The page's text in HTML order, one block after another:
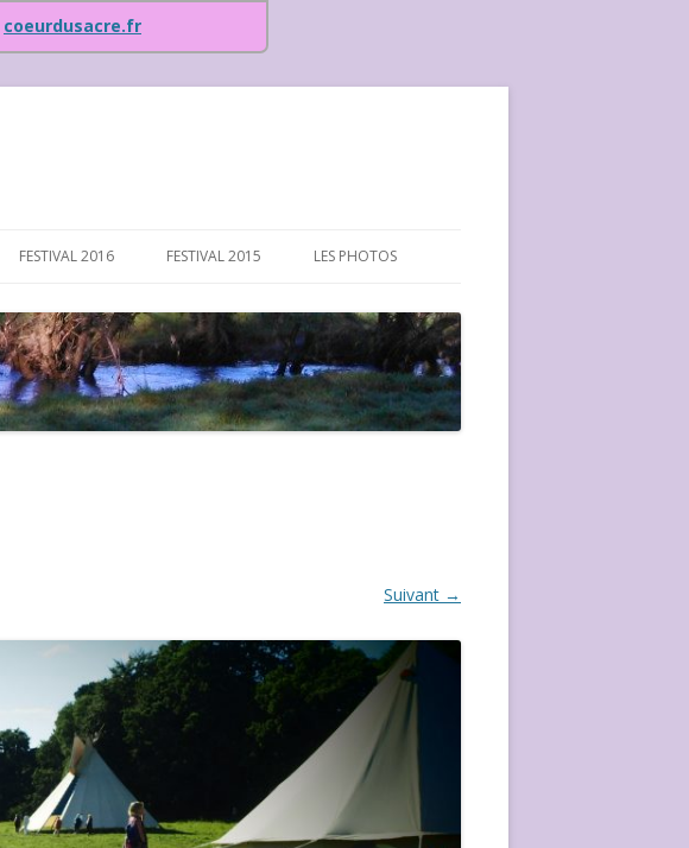
coeurdusacre.fr
FESTIVAL 2016 FESTIVAL 2015 LES PHOTOS
FESTIVAL 2016-PHOTOS
FESTIVAL 2017-PHOTOS ET
VIDÉOS
Suivant →